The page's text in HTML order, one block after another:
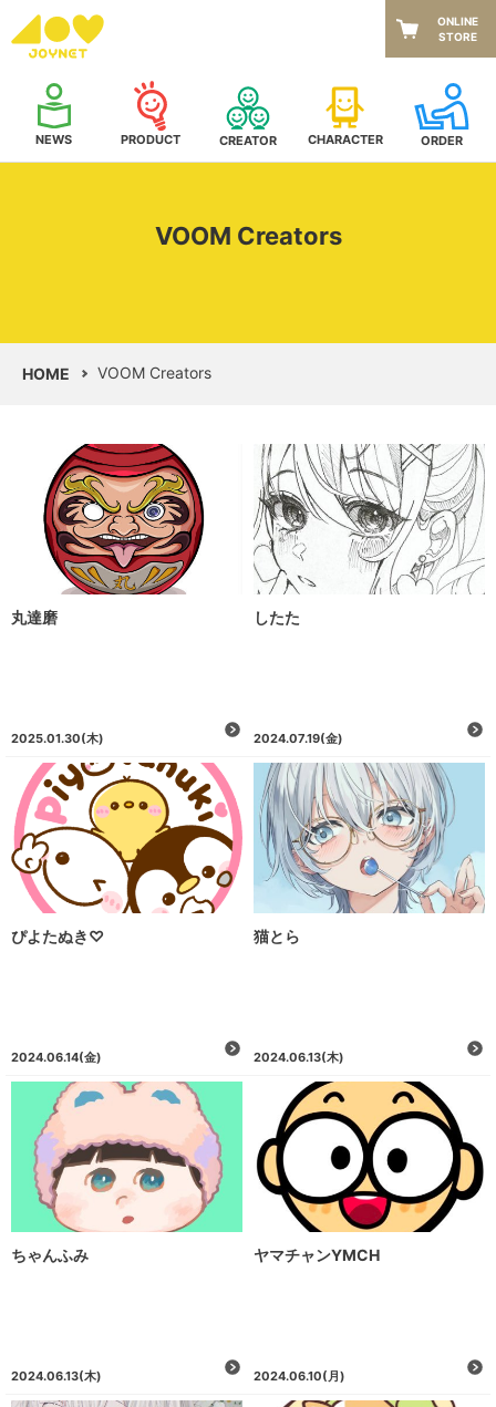
NEWS PRODUCT CREATOR CHARACTER ORDER
ONLINE
STORE
VOOM Creators
HOME VOOM Creators
丸達磨
2025.01.30(木)
したた
2024.07.19(金)
ぴよたぬき♡
2024.06.14(金)
猫とら
2024.06.13(木)
ちゃんふみ
2024.06.13(木)
ヤマチャンYMCH
2024.06.10(月)